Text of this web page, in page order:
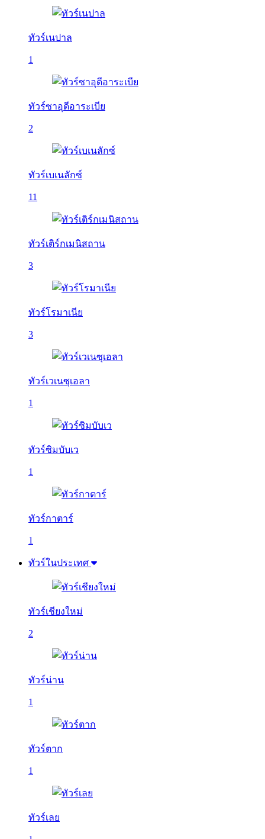
ทัวร์เนปาล
1
ทัวร์ซาอุดีอาระเบีย
2
ทัวร์เบเนลักซ์
11
ทัวร์เติร์กเมนิสถาน
3
ทัวร์โรมาเนีย
3
ทัวร์เวเนซุเอลา
1
ทัวร์ซิมบับเว
1
ทัวร์กาตาร์
1
ทัวร์ในประเทศ
ทัวร์เชียงใหม่
2
ทัวร์น่าน
1
ทัวร์ตาก
1
ทัวร์เลย